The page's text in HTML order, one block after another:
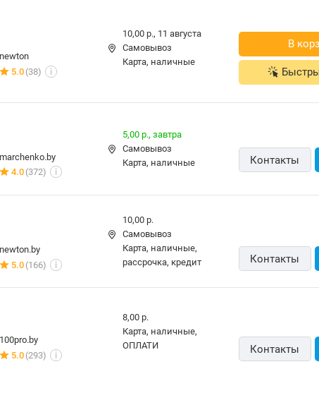
newton
5.0 (38) i
10,00 р., 11 августа
Самовывоз
карта, наличные
В
marchenko.by
4.0 (372) i
5,00 р., завтра
Самовывоз
карта, наличные
Контакты
newton.by
5.0 (166) i
10,00 р.
Самовывоз
карта, наличные,
рассрочка, кредит
Контакты
100pro.by
5.0 (293) i
8,00 р.
карта, наличные,
ОПЛАТИ
Контакты